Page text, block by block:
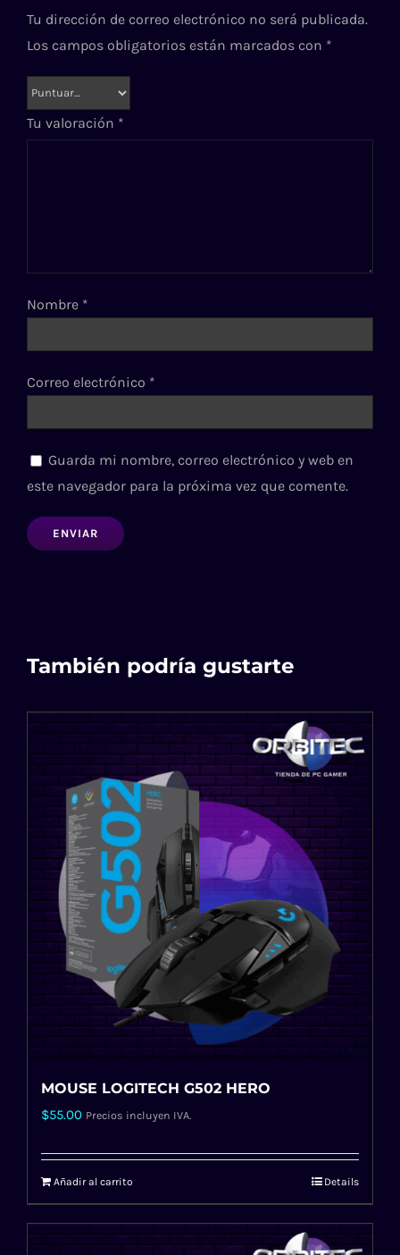
Tu dirección de correo electrónico no será publicada.
Los campos obligatorios están marcados con *
Tu valoración *
Nombre *
Correo electrónico *
Guarda mi nombre, correo electrónico y web en
este navegador para la próxima vez que comente.
También podría gustarte
MOUSE LOGITECH G502 HERO
$55.00 Precios incluyen IVA.
Añadir al carrito Details